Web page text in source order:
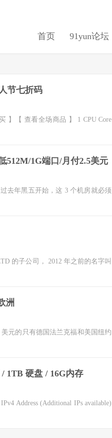
首页 91yun论坛
节七折码
】【 查看全场商品 】 1 CPU Core
512M/1G端口/月付2.5美元
去年黑五开始，这 3 个机房就必须
的子公司， 2012 年之前的名字叫
洲
元的只有德国法兰克福和美国纽约
1TB 硬盘 / 16G内存
Address (Additional IPs available)